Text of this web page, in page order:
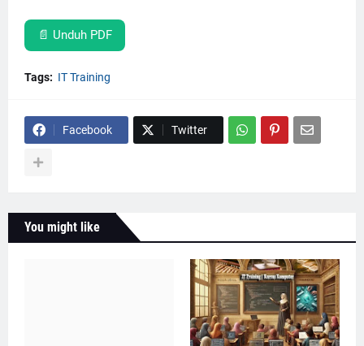
📄 Unduh PDF
Tags: IT Training
Facebook Twitter
You might like